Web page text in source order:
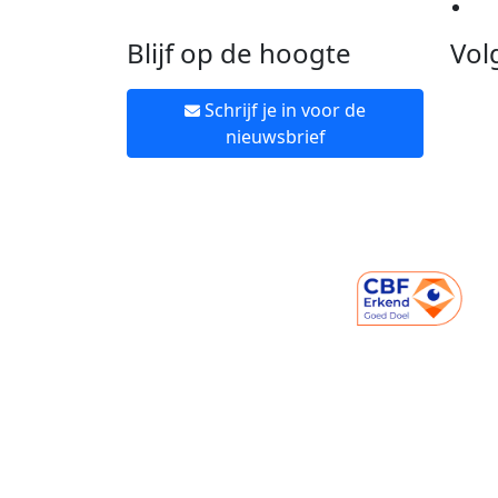
Blijf op de hoogte
Schrijf je in voor de
nieuwsbrief